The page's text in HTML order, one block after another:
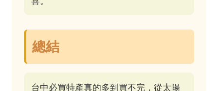
總結
台中必買特產真的多到買不完，從太陽